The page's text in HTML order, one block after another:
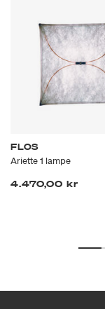
FLOS
Ariette 1 lampe
4.470,00 kr